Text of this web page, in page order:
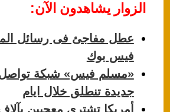
c
e
b
o
o
at
s
A
p
p
الزوار يشاهدون الآن:
عطل مفاجئ فى رسائل
فيس بوك
«مسلم فيس» شبكة تواصل
جديدة تنطلق خلال ايام
أمريكا تشتري معجبين